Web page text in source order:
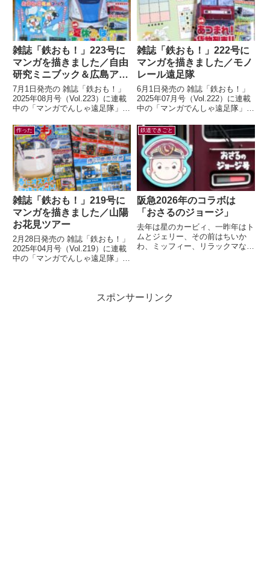
雑誌「鉄おも！」223号に
マンガを描きました／自由
研究ミニブック＆広島アス
トラムライン編
7月1日発売の 雑誌「鉄おも！」
2025年08月号（Vol.223）に連載
中の「マンガでんしゃ遠足隊」最
トラムラインにのって広島お...
雑誌「鉄おも！」222号に
マンガを描きました／モノ
レール遠足隊
6月1日発売の 雑誌「鉄おも！」
2025年07月号（Vol.222）に連載
中の「マンガでんしゃ遠足隊」最
がる？ぶらさがる？それゆけ...
作った
雑誌「鉄おも！」219号に
マンガを描きました／山陽
お花見ツアー
2月28日発売の 雑誌「鉄おも！」
2025年04月号（Vol.219）に連載
中の「マンガでんしゃ遠足隊」最
鉄道できごと
阪急2026年のコラボは
「おさるのジョージ」
去年は星のカービィ、一昨年はト
ムとジェリー、その前はちいか
わ、ミッフィー、リラックマなど
スポンサーリンク